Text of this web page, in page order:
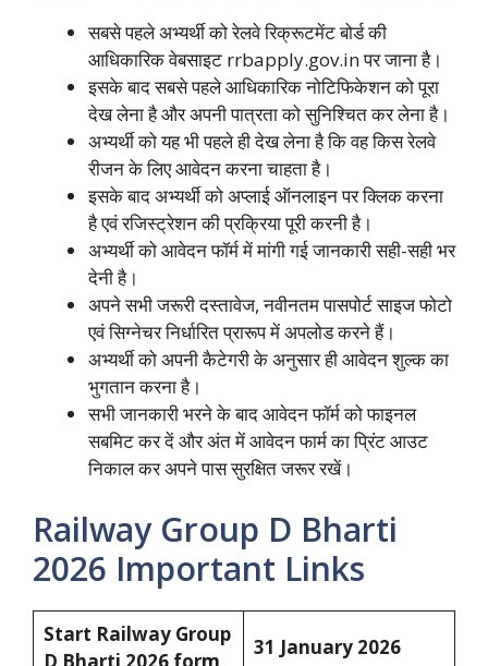
सबसे पहले अभ्यर्थी को रेलवे रिक्रूटमेंट बोर्ड की
आधिकारिक वेबसाइट rrbapply.gov.in पर जाना है।
इसके बाद सबसे पहले आधिकारिक नोटिफिकेशन को पूरा
देख लेना है और अपनी पात्रता को सुनिश्चित कर लेना है।
अभ्यर्थी को यह भी पहले ही देख लेना है कि वह किस रेलवे
रीजन के लिए आवेदन करना चाहता है।
इसके बाद अभ्यर्थी को अप्लाई ऑनलाइन पर क्लिक करना
है एवं रजिस्ट्रेशन की प्रक्रिया पूरी करनी है।
अभ्यर्थी को आवेदन फॉर्म में मांगी गई जानकारी सही-सही भर
देनी है।
अपने सभी जरूरी दस्तावेज, नवीनतम पासपोर्ट साइज फोटो
एवं सिग्नेचर निर्धारित प्रारूप में अपलोड करने हैं।
अभ्यर्थी को अपनी कैटेगरी के अनुसार ही आवेदन शुल्क का
भुगतान करना है।
सभी जानकारी भरने के बाद आवेदन फॉर्म को फाइनल
सबमिट कर दें और अंत में आवेदन फार्म का प्रिंट आउट
निकाल कर अपने पास सुरक्षित जरूर रखें।
Railway Group D Bharti
2026 Important Links
Start Railway Group
31 January 2026